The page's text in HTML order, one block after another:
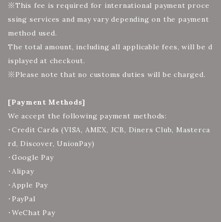
※This fee is required for international payment proce
ssing services and may vary depending on the payment
method used.
The total amount, including all applicable fees, will be d
isplayed at checkout.
※Please note that no customs duties will be charged.
[Payment Methods]
We accept the following payment methods:
・Credit Cards (VISA, AMEX, JCB, Diners Club, Masterca
rd, Discover, UnionPay)
・Google Pay
・Alipay
・Apple Pay
・PayPal
・WeChat Pay